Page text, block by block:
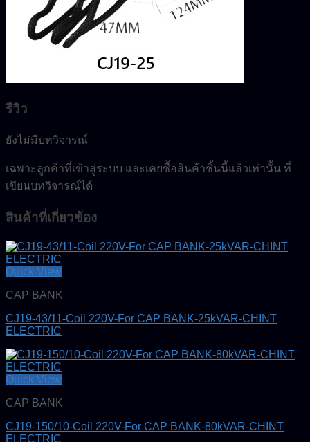
รีวิว
ยังไม่มีบทวิจารณ์
เฉพาะลูกค้าที่เข้าสู่ระบบ และเคยซื้อสินค้าชิ้นนี้แล้วเท่านั้น ที่
เขียนบทวิจารณ์ได้
สินค้าที่เกี่ยวข้อง
Quick View
CAP BANK
CJ19-43/11-Coil 220V-For CAP BANK-25kVAR-CHINT
ELECTRIC
Quick View
CAP BANK
CJ19-150/10-Coil 220V-For CAP BANK-80kVAR-CHINT
ELECTRIC